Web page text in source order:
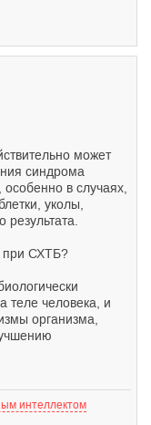
может
синдрома
в случаях,
уколы,
при СХТБ?
теле человека, и
организма,
интеллектом